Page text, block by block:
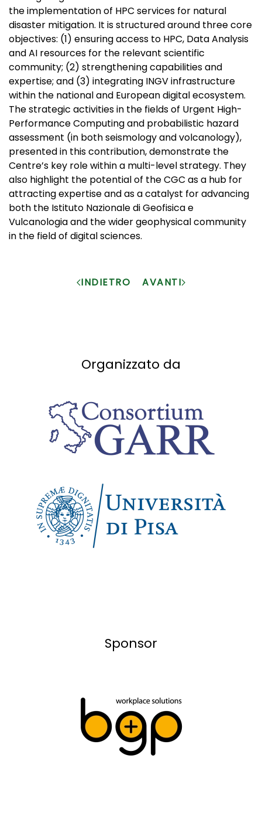
the implementation of HPC services for natural
disaster mitigation. It is structured around three core
objectives: (1) ensuring access to HPC, Data Analysis
and AI resources for the relevant scientific
community; (2) strengthening capabilities and
expertise; and (3) integrating INGV infrastructure
within the national and European digital ecosystem.
The strategic activities in the fields of Urgent High-
Performance Computing and probabilistic hazard
assessment (in both seismology and volcanology),
presented in this contribution, demonstrate the
Centre’s key role within a multi-level strategy. They
also highlight the potential of the CGC as a hub for
attracting expertise and as a catalyst for advancing
both the Istituto Nazionale di Geofisica e
Vulcanologia and the wider geophysical community
in the field of digital sciences.
INDIETRO AVANTI
Organizzato da
Sponsor